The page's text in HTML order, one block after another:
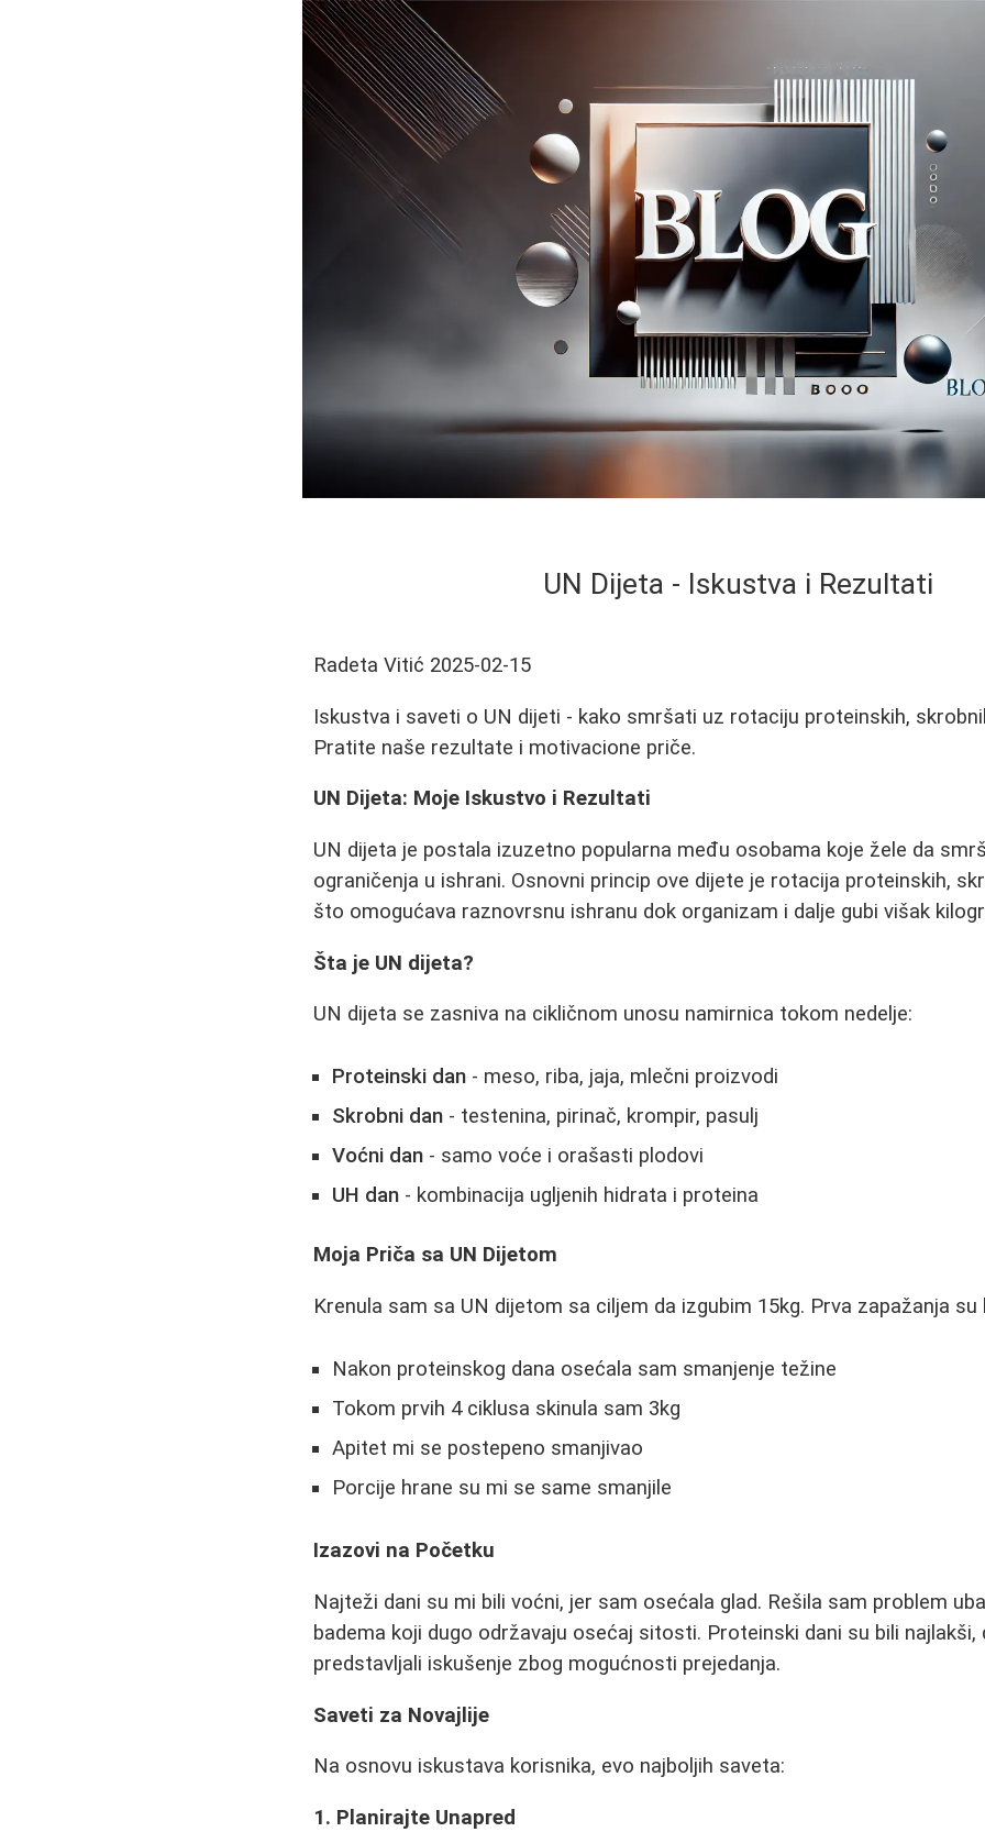
UN Dijeta - Iskustva i Rezultati
Radeta Vitić 2025-02-15
Iskustva i saveti o UN dijeti - kako smršati uz rotaciju proteinskih,
Pratite naše rezultate i motivacione priče.
UN Dijeta: Moje Iskustvo i Rezultati
UN dijeta je postala izuzetno popularna među osobama koje žele da
ograničenja u ishrani. Osnovni princip ove dijete je rotacija proteinskih,
što omogućava raznovrsnu ishranu dok organizam i dalje gubi višak
Šta je UN dijeta?
UN dijeta se zasniva na cikličnom unosu namirnica tokom nedelje:
Proteinski dan - meso, riba, jaja, mlečni proizvodi
Skrobni dan - testenina, pirinač, krompir, pasulj
Voćni dan - samo voće i orašasti plodovi
UH dan - kombinacija ugljenih hidrata i proteina
Moja Priča sa UN Dijetom
Krenula sam sa UN dijetom sa ciljem da izgubim 15kg. Prva zapažanja su
Nakon proteinskog dana osećala sam smanjenje težine
Tokom prvih 4 ciklusa skinula sam 3kg
Apitet mi se postepeno smanjivao
Porcije hrane su mi se same smanjile
Izazovi na Početku
Najteži dani su mi bili voćni, jer sam osećala glad. Rešila sam problem
badema koji dugo održavaju osećaj sitosti. Proteinski dani su bili najlakši,
predstavljali iskušenje zbog mogućnosti prejedanja.
Saveti za Novajlije
Na osnovu iskustava korisnika, evo najboljih saveta:
1. Planirajte Unapred